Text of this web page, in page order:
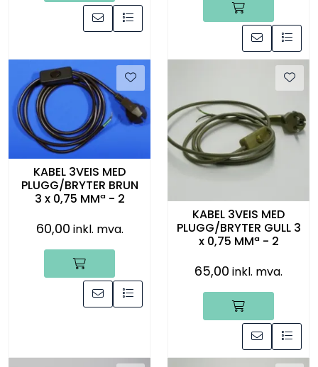
KABEL 3VEIS MED
PLUGG/BRYTER BRUN
3 x 0,75 MMª - 2
60,00 inkl. mva.
KABEL 3VEIS MED
PLUGG/BRYTER GULL 3
x 0,75 MMª - 2
65,00 inkl. mva.